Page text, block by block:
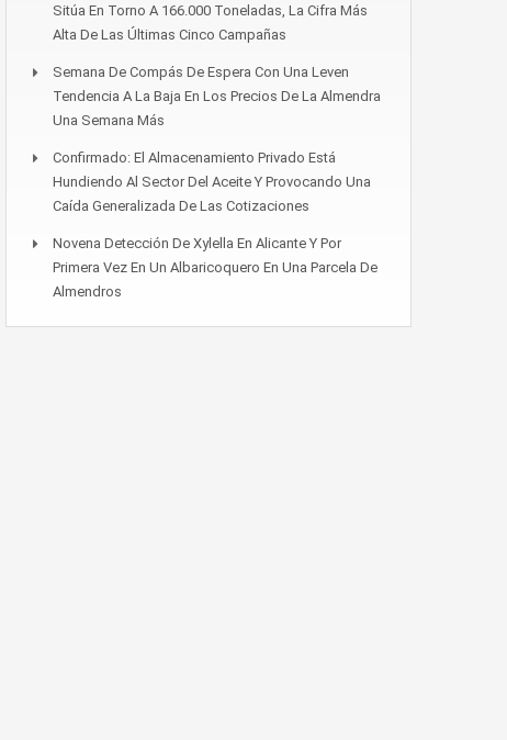
Sitúa En Torno A 166.000 Toneladas, La Cifra Más
Alta De Las Últimas Cinco Campañas
Semana De Compás De Espera Con Una Leven
Tendencia A La Baja En Los Precios De La Almendra
Una Semana Más
Confirmado: El Almacenamiento Privado Está
Hundiendo Al Sector Del Aceite Y Provocando Una
Caída Generalizada De Las Cotizaciones
Novena Detección De Xylella En Alicante Y Por
Primera Vez En Un Albaricoquero En Una Parcela De
Almendros